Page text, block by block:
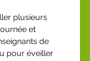
plusieurs
et
de
pour éveiller